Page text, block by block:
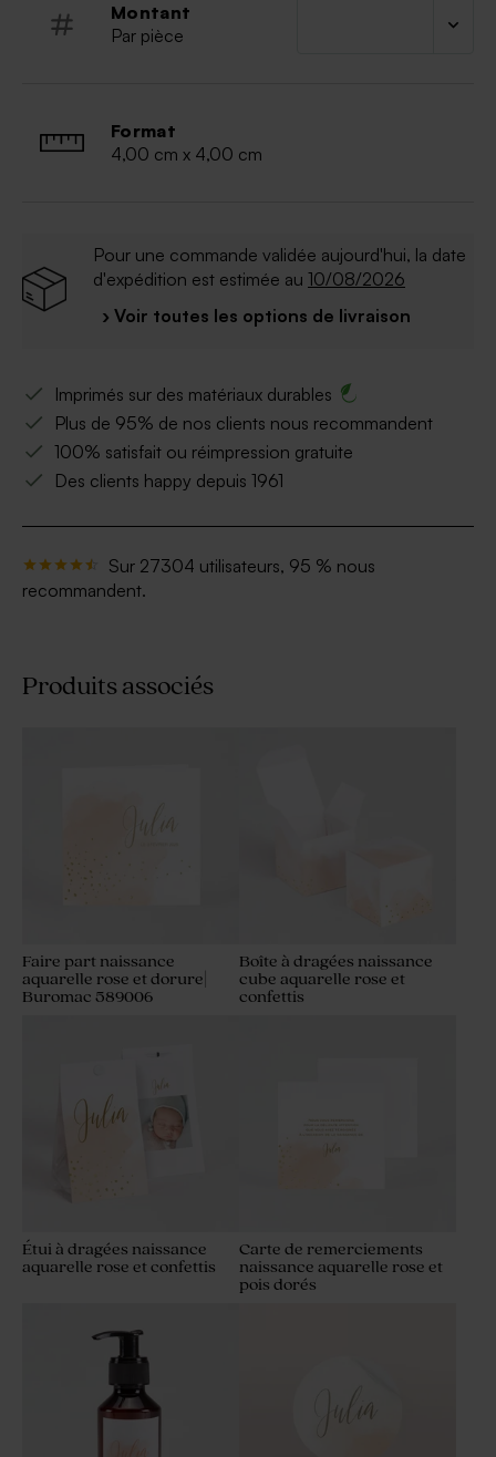
Montant
Par pièce
Format
4,00 cm x 4,00 cm
Pour une commande validée aujourd'hui, la date
d'expédition est estimée au 10/08/2026
› Voir toutes les options de livraison
Imprimés sur des matériaux durables
Plus de 95% de nos clients nous recommandent
100% satisfait ou réimpression gratuite
Des clients happy depuis 1961
Sur 27304 utilisateurs, 95 % nous
recommandent.
Produits associés
Faire part naissance
aquarelle rose et dorure|
Buromac 589006
Boîte à dragées naissance
cube aquarelle rose et
confettis
Étui à dragées naissance
aquarelle rose et confettis
Carte de remerciements
naissance aquarelle rose et
pois dorés